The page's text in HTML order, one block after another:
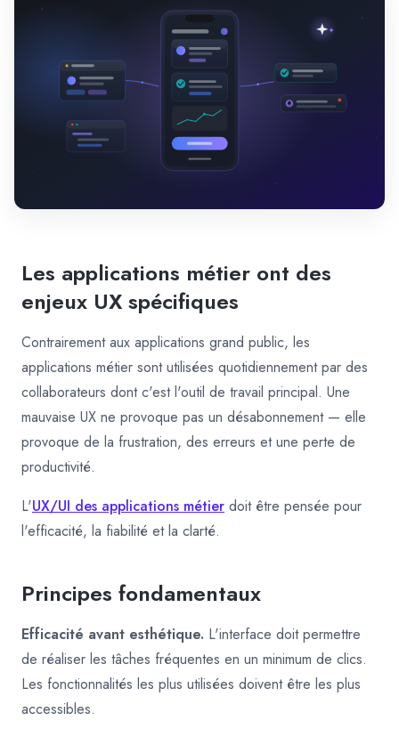
Les applications métier ont des
enjeux UX spécifiques
Contrairement aux applications grand public, les
applications métier sont utilisées quotidiennement par des
collaborateurs dont c'est l'outil de travail principal. Une
mauvaise UX ne provoque pas un désabonnement — elle
provoque de la frustration, des erreurs et une perte de
productivité.
L'UX/UI des applications métier doit être pensée pour
l'efficacité, la fiabilité et la clarté.
Principes fondamentaux
Efficacité avant esthétique. L'interface doit permettre
de réaliser les tâches fréquentes en un minimum de clics.
Les fonctionnalités les plus utilisées doivent être les plus
accessibles.